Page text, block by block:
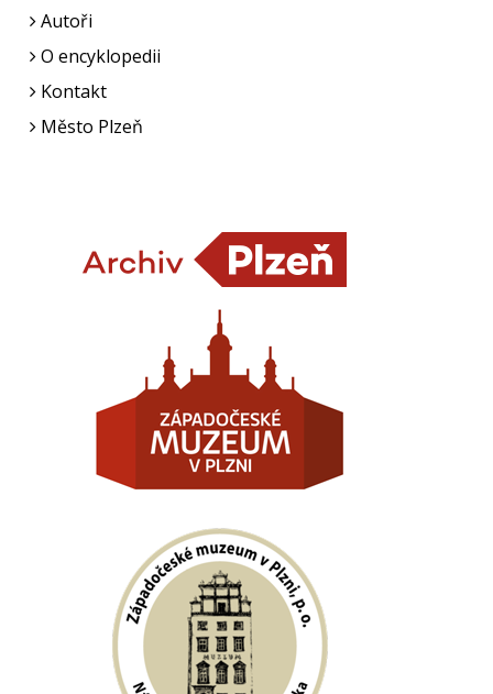
Autoři
O encyklopedii
Kontakt
Město Plzeň